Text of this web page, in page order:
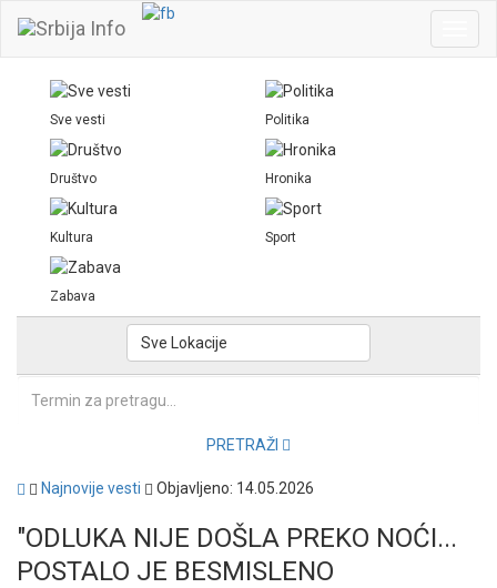
Sve vesti Politika
Društvo Hronika
Kultura Sport
Zabava
Sve Lokacije
PRETRAŽI
Najnovije vesti Objavljeno: 14.05.2026
"ODLUKA NIJE DOŠLA PREKO NOĆI...
POSTALO JE BESMISLENO